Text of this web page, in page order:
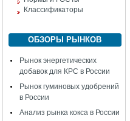
Классификаторы
ОБЗОРЫ РЫНКОВ
Рынок энергетических
добавок для КРС в России
Рынок гуминовых удобрений
в России
Анализ рынка кокса в России